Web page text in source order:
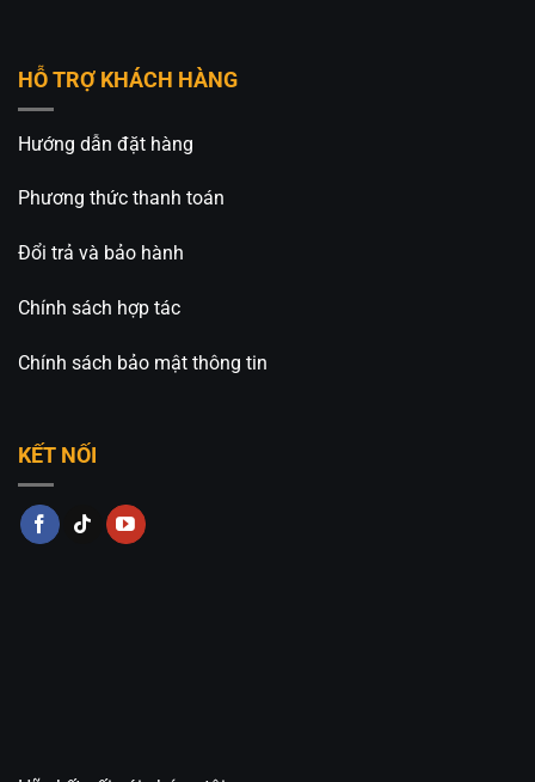
HỖ TRỢ KHÁCH HÀNG
Hướng dẫn đặt hàng
Phương thức thanh toán
Đổi trả và bảo hành
Chính sách hợp tác
Chính sách bảo mật thông tin
KẾT NỐI